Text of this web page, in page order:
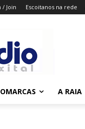
/ Join Escoitanos na rede
A RAIA